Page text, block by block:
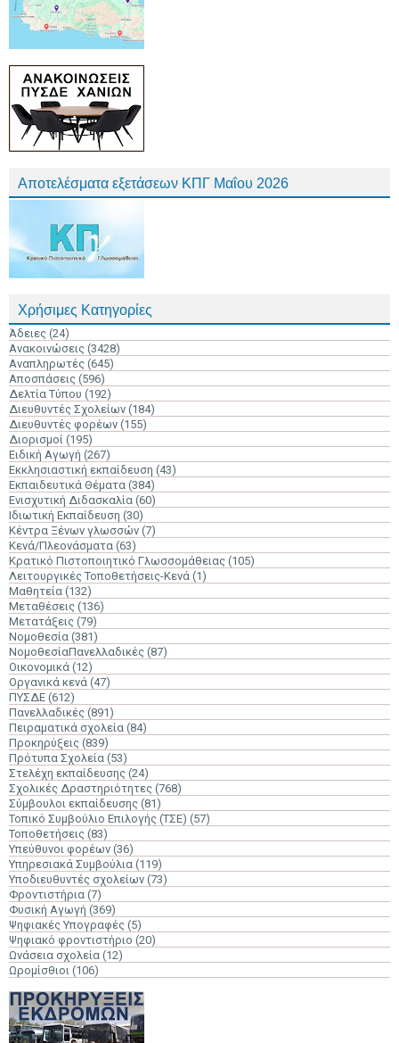
Αποτελέσματα εξετάσεων ΚΠΓ Μαΐου 2026
Χρήσιμες Κατηγορίες
Άδειες (24)
Ανακοινώσεις (3428)
Αναπληρωτές (645)
Αποσπάσεις (596)
Δελτία Τύπου (192)
Διευθυντές Σχολείων (184)
Διευθυντές φορέων (155)
Διορισμοί (195)
Ειδική Αγωγή (267)
Εκκλησιαστική εκπαίδευση (43)
Εκπαιδευτικά Θέματα (384)
Ενισχυτική Διδασκαλία (60)
Ιδιωτική Εκπαίδευση (30)
Κέντρα Ξένων γλωσσών (7)
Κενά/Πλεονάσματα (63)
Κρατικό Πιστοποιητικό Γλωσσομάθειας (105)
Λειτουργικές Τοποθετήσεις-Κενά (1)
Μαθητεία (132)
Μεταθέσεις (136)
Μετατάξεις (79)
Νομοθεσία (381)
ΝομοθεσίαΠανελλαδικές (87)
Οικονομικά (12)
Οργανικά κενά (47)
ΠΥΣΔΕ (612)
Πανελλαδικές (891)
Πειραματικά σχολεία (84)
Προκηρύξεις (839)
Πρότυπα Σχολεία (53)
Στελέχη εκπαίδευσης (24)
Σχολικές Δραστηριότητες (768)
Σύμβουλοι εκπαίδευσης (81)
Τοπικό Συμβούλιο Επιλογής (ΤΣΕ) (57)
Τοποθετήσεις (83)
Υπεύθυνοι φορέων (36)
Υπηρεσιακά Συμβούλια (119)
Υποδιευθυντές σχολείων (73)
Φροντιστήρια (7)
Φυσική Αγωγή (369)
Ψηφιακές Υπογραφές (5)
Ψηφιακό φροντιστήριο (20)
Ωνάσεια σχολεία (12)
Ωρομίσθιοι (106)